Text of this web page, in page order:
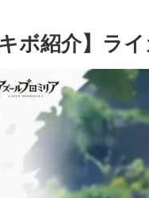
キボ紹介】ラ